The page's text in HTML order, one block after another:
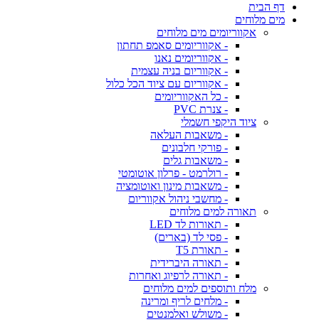
דף הבית
מים מלוחים
אקווריומים מים מלוחים
- אקווריומים סאמפ תחתון
- אקווריומים נאנו
- אקווריום בניה עצמית
- אקווריום עם ציוד הכל כלול
- כל האקווריומים
- צנרת PVC
ציוד היקפי חשמלי
- משאבות העלאה
- פורקי חלבונים
- משאבות גלים
- רולרמט - פרלון אוטומטי
- משאבות מינון ואוטומציה
- מחשבי ניהול אקווריום
תאורה למים מלוחים
- תאורות לד LED
- פסי לד (בארים)
- תאורת T5
- תאורה היברידית
- תאורה לרפיוג ואחרות
מלח ותוספים למים מלוחים
- מלחים לריף ומרינה
- משולש ואלמנטים